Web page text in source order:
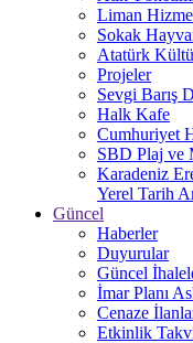
Liman
Sokak
Atatürk
Projeler
Sevgi Barış
Halk Kafe
Cumhuriyet
SBD Plaj ve
Karadeniz
Yerel Tarih
Güncel
Haberler
Duyurular
Güncel
İmar Planı
Cenaze
Etkinlik